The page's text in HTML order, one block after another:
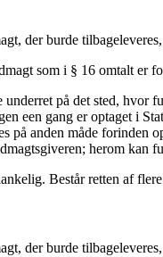
der burde
som i § 16 omtalt
på det sted,
een gang er optaget i
på anden måde forinden
herom kan
Består retten af
der burde